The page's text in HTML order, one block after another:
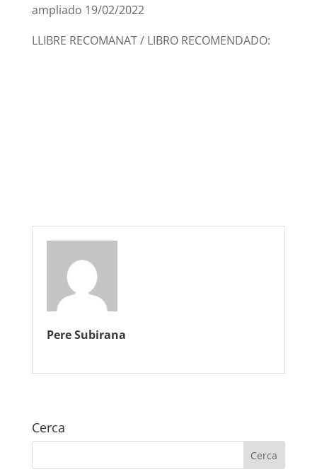
ampliado 19/02/2022
LLIBRE RECOMANAT / LIBRO RECOMENDADO:
Pere Subirana
Cerca